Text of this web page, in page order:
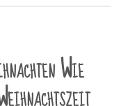
Wie